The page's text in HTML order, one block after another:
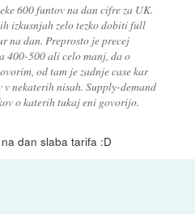
600 funtov na dan cifre za UK.
izkusnjah zelo tezko dobiti full
na dan. Preprosto je precej
400-500 ali celo manj, da o
od tam je zadnje case kar
nekaterih nisah. Supply-demand
o katerih tukaj eni govorijo.
dan slaba tarifa :D